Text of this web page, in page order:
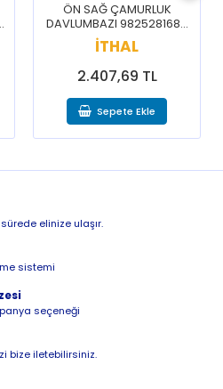
ÖN SAĞ ÇAMURLUK
DAVLUMBAZI 9825281680
/ 3008 5008 16-20
İTHAL
2.407,69 TL
Sepete Ekle
elinize ulaşır.
sistemi
seçeneği
bize iletebilirsiniz.